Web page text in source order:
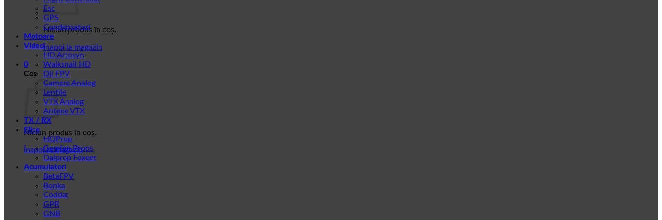
Niciun produs în coș.
Înapoi la magazin
0
Coș
Niciun produs în coș.
Înapoi la magazin
Esc
GPS
Condensatori
Motoare
Video
HD Artosyn
Walksnail HD
Dji FPV
Camere Analog
Lentile
VTX Analog
Antene VTX
TX / RX
Elice
HQProp
Gemfan Props
Dalprop Foxeer
Acumulatori
BetaFPV
Bonka
Coddar
GPR
GNB